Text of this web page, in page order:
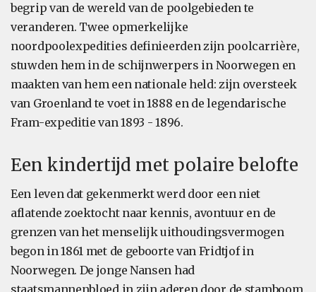
begrip van de wereld van de poolgebieden te
veranderen. Twee opmerkelijke
noordpoolexpedities definieerden zijn poolcarrière,
stuwden hem in de schijnwerpers in Noorwegen en
maakten van hem een nationale held: zijn oversteek
van Groenland te voet in 1888 en de legendarische
Fram-expeditie van 1893 - 1896.
Een kindertijd met polaire belofte
Een leven dat gekenmerkt werd door een niet
aflatende zoektocht naar kennis, avontuur en de
grenzen van het menselijk uithoudingsvermogen
begon in 1861 met de geboorte van Fridtjof in
Noorwegen. De jonge Nansen had
staatsmannenbloed in zijn aderen door de stamboom